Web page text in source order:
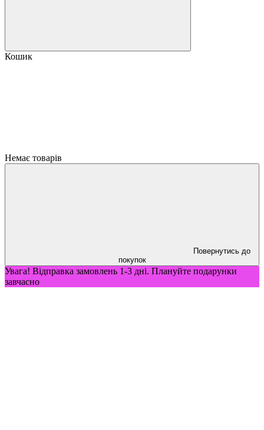
Кошик
Немає товарів
Повернутись до
покупок
Увага! Відправка замовлень 1-3 дні. Плануйте подарунки
завчасно